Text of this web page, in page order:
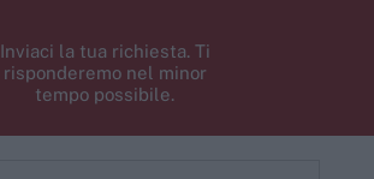
Inviaci la tua richiesta. Ti
risponderemo nel minor
tempo possibile.